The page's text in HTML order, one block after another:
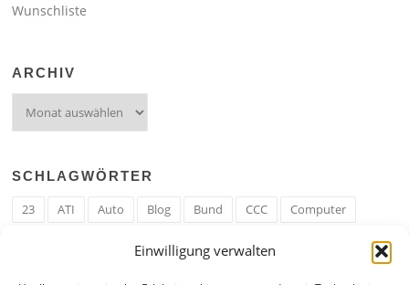
Einwilligung verwalten
Wunschliste
ARCHIV
SCHLAGWÖRTER
23 ATI Auto Blog Bund CCC
Computer